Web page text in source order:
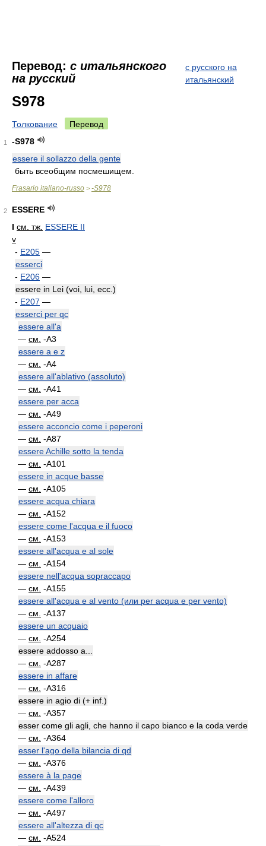
Перевод: с итальянского
на русский
с русского на
итальянский
S978
Толкование Перевод
1
-S978
essere il sollazzo della gente
быть всеобщим посмешищем.
Frasario italiano-russo > -S978
2
ESSERE
I см. тж. ESSERE II
v
- E205 —
esserci
- E206 —
essere in Lei (voi, lui, ecc.)
- E207 —
esserci per qc
essere all'a
— см. -A3
essere a e z
— см. -A4
essere all'ablativo (assoluto)
— см. -A41
essere per acca
— см. -A49
essere acconcio come i peperoni
— см. -A87
essere Achille sotto la tenda
— см. -A101
essere in acque basse
— см. -A105
essere acqua chiara
— см. -A152
essere come l'acqua e il fuoco
— см. -A153
essere all'acqua e al sole
— см. -A154
essere nell'acqua sopraccapo
— см. -A155
essere all'acqua e al vento (или per acqua e per vento)
— см. -A137
essere un acquaio
— см. -A254
essere addosso a...
— см. -A287
essere in affare
— см. -A316
essere in agio di (+ inf.)
— см. -A357
esser come gli agli, che hanno il capo bianco e la coda verde
— см. -A364
esser l'ago della bilancia di qd
— см. -A376
essere à la page
— см. -A439
essere come l'alloro
— см. -A497
essere all'altezza di qc
— см. -A524